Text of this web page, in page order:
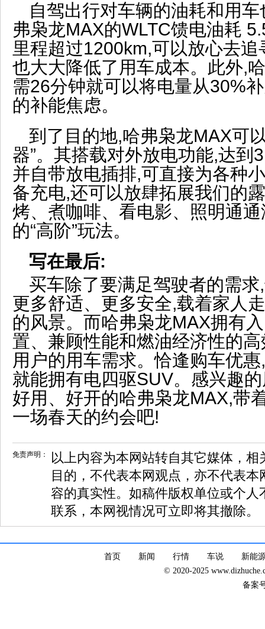
自驾出行对车辆的油耗和用
弗枭龙MAX的WLTC馈电油耗
里程超过1200km,可以放心去追
也大大降低了用车成本。此外,
需26分钟就可以将电量从30%
的补能焦虑。
到了目的地,哈弗枭龙MAX可
器”。其搭载对外放电功能,达到
并自带放电插排,可直接为各种
备充电,还可以放肆拓展我们的
烤、煮咖啡、看电影、照明通
的“高阶”玩法。
写在最后:
买车除了要满足驾驶者的需
更多舒适、更多安全,载着家人
的风景。而哈弗枭龙MAX拥有
置、兼顾性能和燃油经济性的
用户的用车需求。恰逢购车优
就能拥有电四驱SUV。感兴趣
好用、好开的哈弗枭龙MAX,带
一场春天的约会吧!
免责声明：
以上内容为本网站转自其它媒体，
目的，不代表本网观点，亦不代表
容的真实性。如稿件版权单位或个
联系，本网视情况可立即将其撤除。
首页 新闻 行情 车说
新能
© 2020-2025
备案